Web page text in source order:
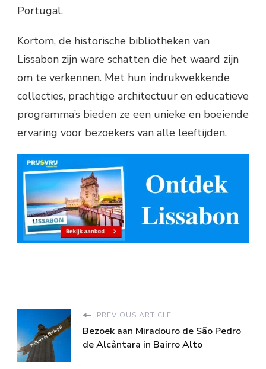
Portugal.
Kortom, de historische bibliotheken van
Lissabon zijn ware schatten die het waard zijn
om te verkennen. Met hun indrukwekkende
collecties, prachtige architectuur en educatieve
programma’s bieden ze een unieke en boeiende
ervaring voor bezoekers van alle leeftijden.
PREVIOUS ARTICLE
Bezoek aan Miradouro de São Pedro
de Alcântara in Bairro Alto